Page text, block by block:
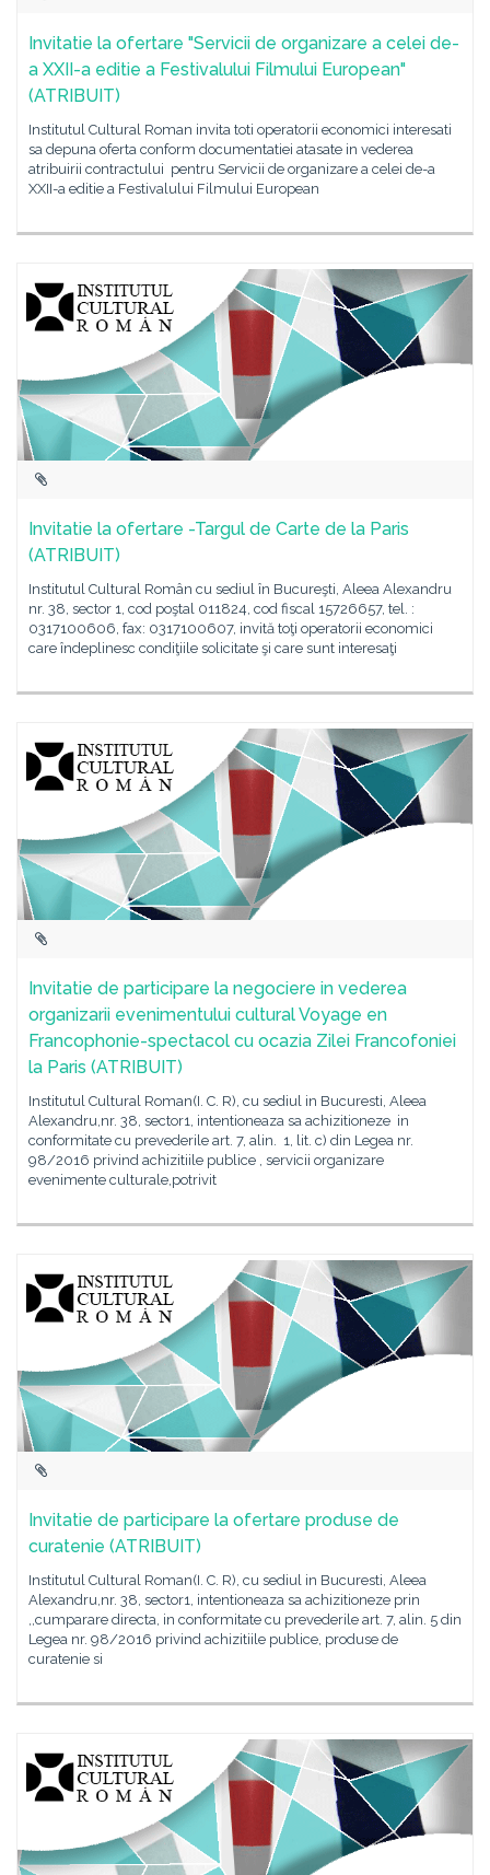
Invitatie la ofertare "Servicii de organizare a celei de-
a XXII-a editie a Festivalului Filmului European"
(ATRIBUIT)
Institutul Cultural Roman invita toti operatorii economici interesati
sa depuna oferta conform documentatiei atasate in vederea
atribuirii contractului pentru Servicii de organizare a celei de-a
XXII-a editie a Festivalului Filmului European
Invitatie la ofertare -Targul de Carte de la Paris
(ATRIBUIT)
Institutul Cultural Român cu sediul în Bucureşti, Aleea Alexandru
nr. 38, sector 1, cod poştal 011824, cod fiscal 15726657, tel. :
0317100606, fax: 0317100607, invită toţi operatorii economici
care îndeplinesc condiţiile solicitate şi care sunt interesaţi
Invitatie de participare la negociere in vederea
organizarii evenimentului cultural Voyage en
Francophonie-spectacol cu ocazia Zilei Francofoniei
la Paris (ATRIBUIT)
Institutul Cultural Roman(I. C. R), cu sediul in Bucuresti, Aleea
Alexandru,nr. 38, sector1, intentioneaza sa achizitioneze in
conformitate cu prevederile art. 7, alin. 1, lit. c) din Legea nr.
98/2016 privind achizitiile publice , servicii organizare
evenimente culturale,potrivit
Invitatie de participare la ofertare produse de
curatenie (ATRIBUIT)
Institutul Cultural Roman(I. C. R), cu sediul in Bucuresti, Aleea
Alexandru,nr. 38, sector1, intentioneaza sa achizitioneze prin
,,cumparare directa, in conformitate cu prevederile art. 7, alin. 5 din
Legea nr. 98/2016 privind achizitiile publice, produse de
curatenie si